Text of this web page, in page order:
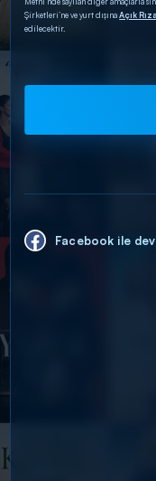
Şirketleri’ne ve yurt dışınaAçık
edilecektir.
Facebook ile